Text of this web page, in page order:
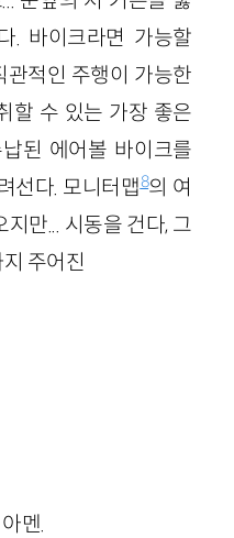
. 바이크라면 가능할
관적인 주행이 가능한
할 수 있는 가장 좋은
된 에어볼 바이크를
선다. 모니터맵8의 여
만... 시동을 건다, 그
주어진
멘.